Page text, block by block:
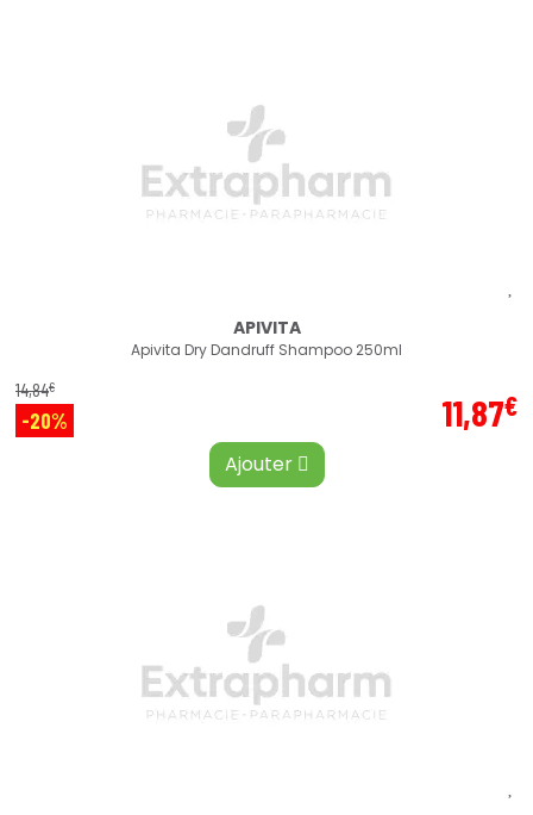
APIVITA
Apivita Dry Dandruff Shampoo 250ml
14,84€
-20% 11,87€
Ajouter